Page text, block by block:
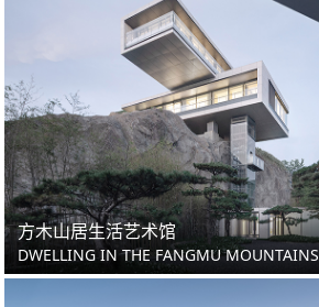
方木山居生活艺术馆
DWELLING IN THE FANGMU MOUNTAINS